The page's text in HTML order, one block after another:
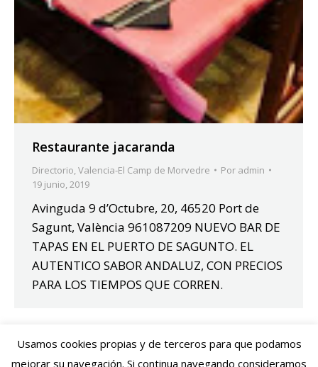
Restaurante jacaranda
Directorio,Valencia-El Camp de Morvedre Por admin
19 junio, 2019
Avinguda 9 d’Octubre, 20, 46520 Port de
Sagunt, València 961087209 NUEVO BAR DE
TAPAS EN EL PUERTO DE SAGUNTO. EL
AUTENTICO SABOR ANDALUZ, CON PRECIOS
PARA LOS TIEMPOS QUE CORREN.
Usamos cookies propias y de terceros para que podamos
mejorar su navegación. Si continua navegando consideramos